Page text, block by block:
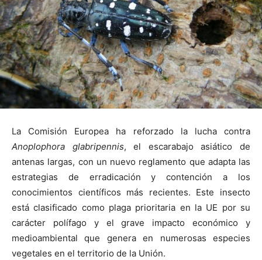
La Comisión Europea ha reforzado la lucha contra
Anoplophora glabripennis, el escarabajo asiático de
antenas largas, con un nuevo reglamento que adapta las
estrategias de erradicación y contención a los
conocimientos científicos más recientes. Este insecto
está clasificado como plaga prioritaria en la UE por su
carácter polífago y el grave impacto económico y
medioambiental que genera en numerosas especies
vegetales en el territorio de la Unión.